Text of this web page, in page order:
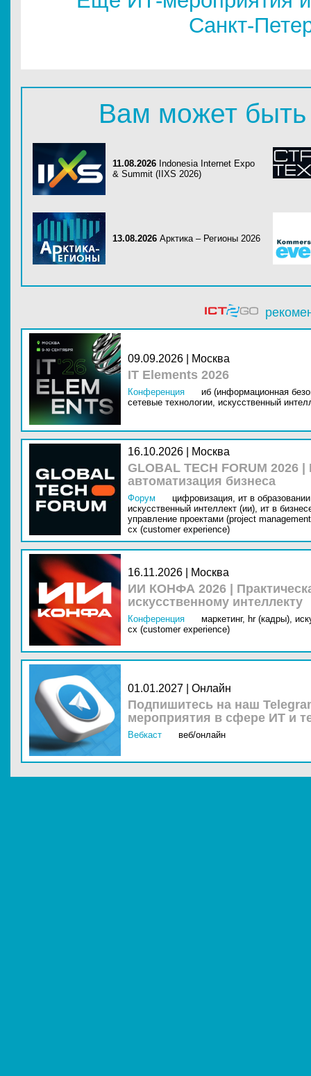
Санкт-
Вам может быть
11.08.2026 Indonesia Internet Expo
& Summit (IIXS 2026)
13.08.2026 Арктика – Регионы 2026
09.09.2026 | Москва
IT Elements 2026
Конференция
иб (информационная
сетевые технологии, искусственный
16.10.2026 | Москва
GLOBAL TECH FORUM
автоматизация бизнеса
Форум цифровизация, ит в
искусственный интеллект (ии), ит в
управление проектами (project
cx (customer experience)
16.11.2026 | Москва
ИИ КОНФА 2026 |
искусственному интеллекту
Конференция маркетинг, hr (кадры),
cx (customer experience)
01.01.2027 | Онлайн
Подпишитесь на наш
мероприятия в сфере ИТ и
Вебкаст веб/онлайн